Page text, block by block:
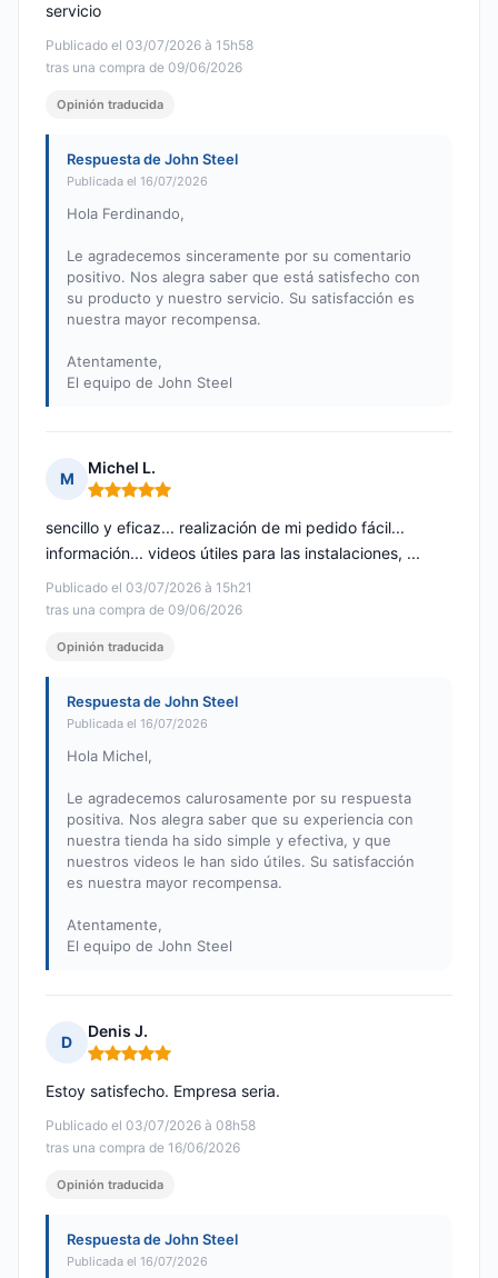
Publicado el 03/07/2026 à 15h58
tras una compra de 09/06/2026
servicio
Opinión traducida
Respuesta de John Steel
Publicada el 16/07/2026
Hola Ferdinando,
Le agradecemos sinceramente por su comentario
positivo. Nos alegra saber que está satisfecho con
su producto y nuestro servicio. Su satisfacción es
nuestra mayor recompensa.
Atentamente,
El equipo de John Steel
M
Michel L.
Nota: 5 de 5
Publicado el 03/07/2026 à 15h21
tras una compra de 09/06/2026
sencillo y eficaz... realización de mi pedido fácil...
información... videos útiles para las instalaciones, ...
Opinión traducida
Respuesta de John Steel
Publicada el 16/07/2026
Hola Michel,
Le agradecemos calurosamente por su respuesta
positiva. Nos alegra saber que su experiencia con
nuestra tienda ha sido simple y efectiva, y que
nuestros videos le han sido útiles. Su satisfacción
es nuestra mayor recompensa.
Atentamente,
El equipo de John Steel
D
Denis J.
Nota: 5 de 5
Publicado el 03/07/2026 à 08h58
tras una compra de 16/06/2026
Estoy satisfecho. Empresa seria.
Opinión traducida
Respuesta de John Steel
Publicada el 16/07/2026